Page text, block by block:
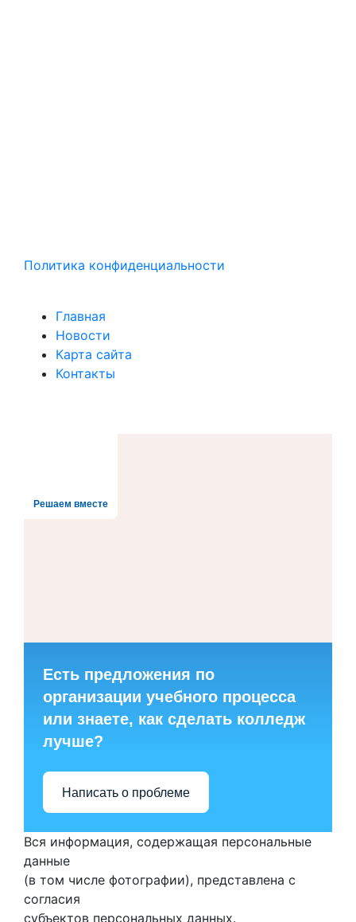
Политика конфиденциальности
Главная
Новости
Карта сайта
Контакты
Решаем вместе
Есть предложения по
организации учебного процесса
или знаете, как сделать колледж
лучше?
Написать о проблеме
Вся информация, содержащая персональные
данные
(в том числе фотографии), представлена с
согласия
субъектов персональных данных.